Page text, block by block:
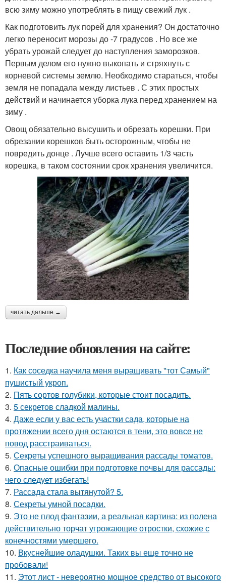
всю зиму можно употреблять в пищу свежий лук .
Как подготовить лук порей для хранения? Он достаточно
легко переносит морозы до -7 градусов . Но все же
убрать урожай следует до наступления заморозков.
Первым делом его нужно выкопать и стряхнуть с
корневой системы землю. Необходимо стараться, чтобы
земля не попадала между листьев . С этих простых
действий и начинается уборка лука перед хранением на
зиму .
Овощ обязательно высушить и обрезать корешки. При
обрезании корешков быть осторожным, чтобы не
повредить донце . Лучше всего оставить 1/3 часть
корешка, в таком состоянии срок хранения увеличится.
читать дальше →
Последние обновления на сайте:
1. Как соседка научила меня выращивать "тот Самый"
пушистый укроп.
2. Пять сортов голубики, которые стоит посадить.
3. 5 секретов сладкой малины.
4. Даже если у вас есть участки сада, которые на
протяжении всего дня остаются в тени, это вовсе не
повод расстраиваться.
5. Секреты успешного выращивания рассады томатов.
6. Опасные ошибки при подготовке почвы для рассады:
чего следует избегать!
7. Рассада стала вытянутой? 5.
8. Секреты умной посадки.
9. Это не плод фантазии, а реальная картина: из полена
действительно торчат угрожающие отростки, схожие с
конечностями умершего.
10. Вкуснейшие оладушки. Таких вы еще точно не
пробовали!
11. Этот лист - невероятно мощное средство от высокого